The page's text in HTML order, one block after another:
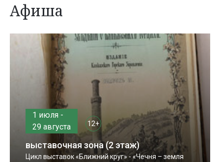
Афиша
1 июля -
29 августа
12+
выставочная зона (2 этаж)
Цикл выставок «Ближний круг» - «Чечня – земля